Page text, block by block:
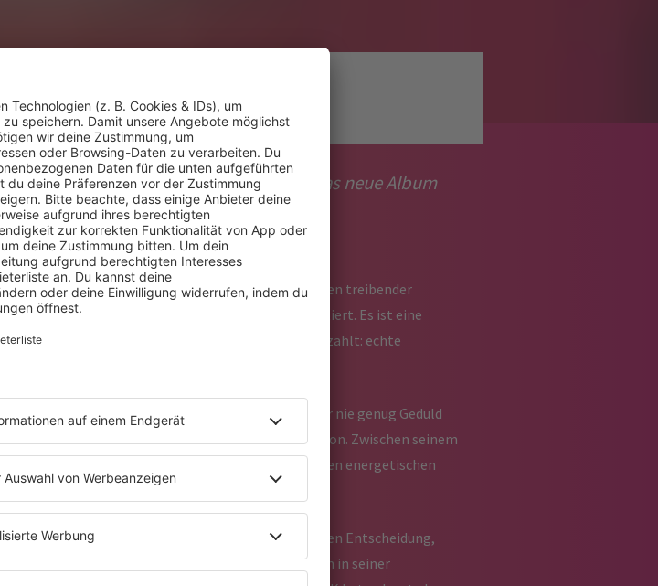
digitalem Rauschen geprägt ist, wirkt das neue Album
ein Werk geschaffen, das nicht nur klanglich zwischen treibender
auch eine tiefe Lebensphilosophie transportiert. Es ist eine
und den Blick auf das zu richten, was wirklich zählt: echte
er als Kind verschiedene Instrumente lernte, aber nie genug Geduld
Musik und so zur Faszination für digitalen Produktion. Zwischen seinem
seine Handschrift trägt. Eine Musik, die zwischen energetischen
Arbeit an dem Album war geprägt von der bewussten Entscheidung,
Fokus auf das Wesentliche spiegelt sich deutlich in seiner